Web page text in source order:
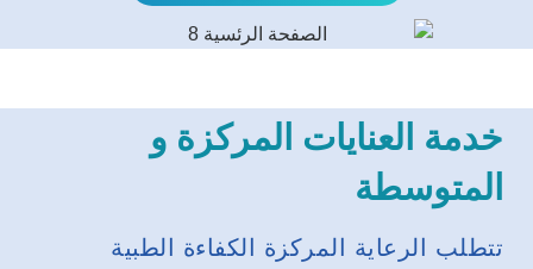
خدمة العنايات المركزة و
المتوسطة
تتطلب الرعاية المركزة الكفاءة الطبية